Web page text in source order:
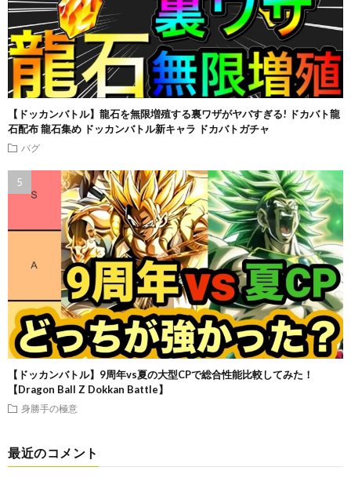
【ドッカンバトル】龍石を無限増殖する裏ワザがヤバすぎる! ドカバト龍
石配布 龍石集め ドッカンバトル新キャラ ドカバトガチャ
バグ
【ドッカンバトル】9周年vs夏の大型CPで総合性能比較してみた！
【Dragon Ball Z Dokkan Battle】
身勝手の極意
最近のコメント